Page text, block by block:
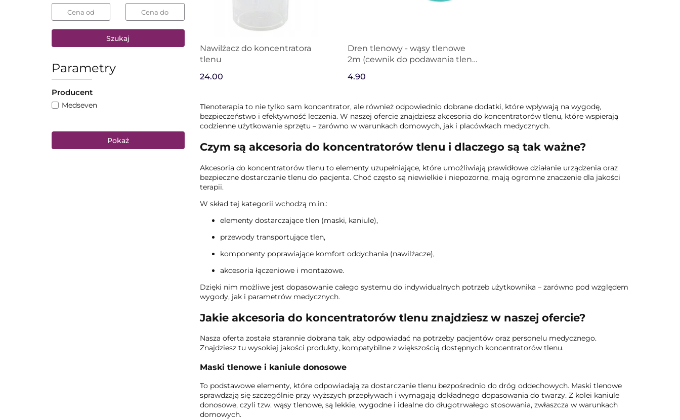
Szukaj
Parametry
Producent
Medseven
Pokaż
Nawilżacz do koncentratora
tlenu
24.00
Dren tlenowy - wąsy tlenowe
2m (cewnik do podawania tlenu
4.90
Tlenoterapia to nie tylko sam koncentrator, ale również odpowiednio dobrane dodatki, które wpływają na wygodę,
bezpieczeństwo i efektywność leczenia. W naszej ofercie znajdziesz akcesoria do koncentratorów tlenu, które wspierają
codzienne użytkowanie sprzętu – zarówno w warunkach domowych, jak i placówkach medycznych.
Czym są akcesoria do koncentratorów tlenu i dlaczego są tak ważne?
Akcesoria do koncentratorów tlenu to elementy uzupełniające, które umożliwiają prawidłowe działanie urządzenia oraz
bezpieczne dostarczanie tlenu do pacjenta. Choć często są niewielkie i niepozorne, mają ogromne znaczenie dla jakości
terapii.
W skład tej kategorii wchodzą m.in.:
elementy dostarczające tlen (maski, kaniule),
przewody transportujące tlen,
komponenty poprawiające komfort oddychania (nawilżacze),
akcesoria łączeniowe i montażowe.
Dzięki nim możliwe jest dopasowanie całego systemu do indywidualnych potrzeb użytkownika – zarówno pod względem
wygody, jak i parametrów medycznych.
Jakie akcesoria do koncentratorów tlenu znajdziesz w naszej ofercie?
Nasza oferta została starannie dobrana tak, aby odpowiadać na potrzeby pacjentów oraz personelu medycznego.
Znajdziesz tu wysokiej jakości produkty, kompatybilne z większością dostępnych koncentratorów tlenu.
Maski tlenowe i kaniule donosowe
To podstawowe elementy, które odpowiadają za dostarczanie tlenu bezpośrednio do dróg oddechowych. Maski tlenowe
sprawdzają się szczególnie przy wyższych przepływach i wymagają dokładnego dopasowania do twarzy. Z kolei kaniule
donosowe, czyli tzw. wąsy tlenowe, są lekkie, wygodne i idealne do długotrwałego stosowania, zwłaszcza w warunkach
domowych.